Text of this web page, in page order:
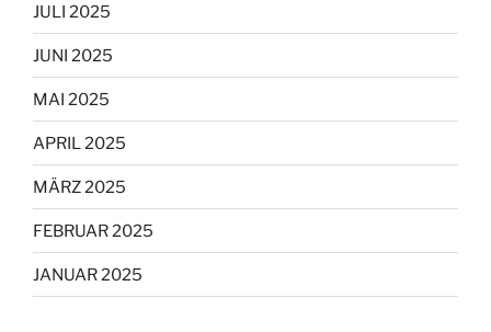
JULI 2025
JUNI 2025
MAI 2025
APRIL 2025
MÄRZ 2025
FEBRUAR 2025
JANUAR 2025